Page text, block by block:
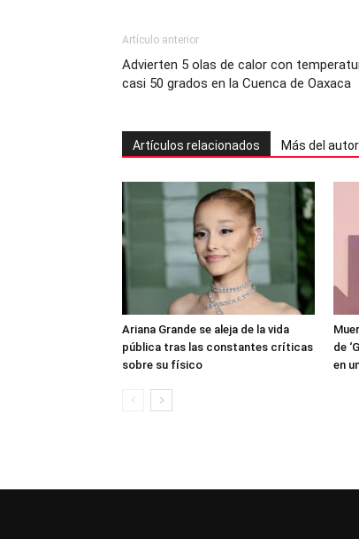
Artículo anterior
Advierten 5 olas de calor con
casi 50 grados en la Cuenca de Oaxaca
Artículos relacionados Más del autor
Ariana Grande se aleja de la vida
pública tras las constantes críticas
sobre su físico
de
en